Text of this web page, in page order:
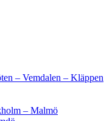
– Vemdalen – Kläppen
– Malmö